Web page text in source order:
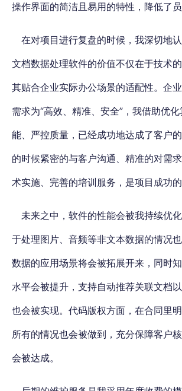
操作界面的简洁且易用的特性，降低了员
在对项目进行复盘的时候，我深切地
文档数据处理软件的价值不仅在于技术
其贴合企业实际办公场景的适配性。企
需求为“高效、精准、安全”，我借助优
能、严控质量，已经成功地达成了客户
的时候紧密的与客户沟通、精准的对需
术实施、完善的培训服务，是项目成功的
未来之中，软件的性能会被我持续优
于处理图片、音频等非文本数据的情况
数据的应用场景将会被拓展开来，同时
水平会被提升，支持自动推荐关联文档
也会被实现。代码版权方面，在合同里
所有的情况也会被做到，充分保障客户
会被达成。